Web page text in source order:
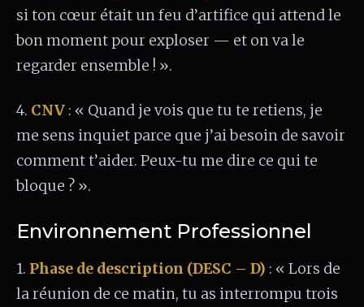
si ton cœur était un feu d’artifice qui attend le
bon moment pour exploser — et on va le
regarder ensemble ! ».
4. CNV : « Quand je vois que tu te retiens, je
me sens inquiet parce que j’ai besoin de savoir
comment t’aider. Peux-tu me dire ce qui te
bloque ? ».
Environnement Professionnel
1. Phase de description (DESC – D) : « Lors de
la réunion de ce matin, tu as interrompu trois